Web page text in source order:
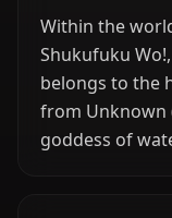
Within the
Shukufuku
belongs to the
from Unknown
goddess of